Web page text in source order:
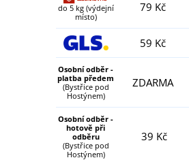
do 5 kg (výdejní
místo)
79 Kč
59 Kč
Osobní odběr -
platba předem
(Bystřice pod
Hostýnem)
ZDARMA
Osobní odběr -
hotově při
odběru
(Bystřice pod
Hostýnem)
39 Kč